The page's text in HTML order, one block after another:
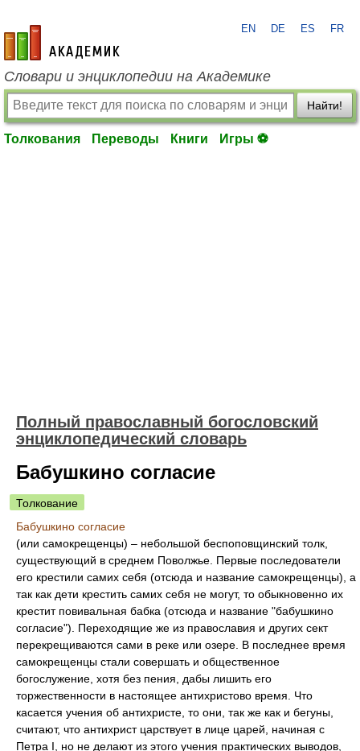
academic.ru
EN DE ES FR
Словари и энциклопедии на Академике
Найти!
Толкования Переводы Книги Игры ⚽
Полный православный богословский
энциклопедический словарь
Бабушкино согласие
Толкование
Бабушкино согласие
(или самокрещенцы) – небольшой беспоповщинский толк,
существующий в среднем Поволжье. Первые последователи
его крестили самих себя (отсюда и название самокрещенцы), а
так как дети крестить самих себя не могут, то обыкновенно их
крестит повивальная бабка (отсюда и название "бабушкино
согласие"). Переходящие же из православия и других сект
перекрещиваются сами в реке или озере. В последнее время
самокрещенцы стали совершать и общественное
богослужение, хотя без пения, дабы лишить его
торжественности в настоящее антихристово время. Что
касается учения об антихристе, то они, так же как и бегуны,
считают, что антихрист царствует в лице царей, начиная с
Петра I, но не делают из этого учения практических выводов,